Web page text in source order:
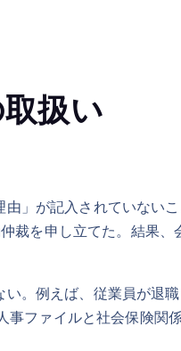
扱い
」が記入されていない
裁を申し立てた。結果
。例えば、従業員が退
ファイルと社会保険